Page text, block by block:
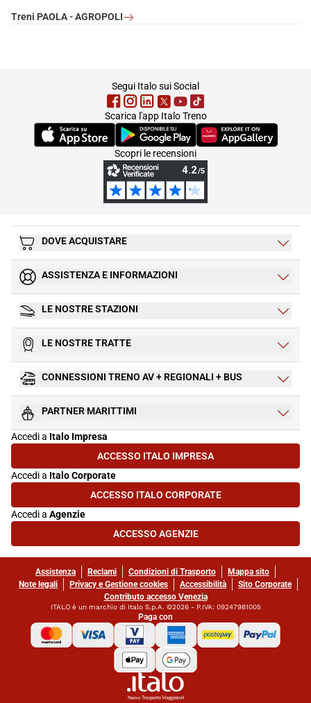
Treni PAOLA - AGROPOLI
Segui Italo sui Social
Scarica l'app Italo Treno
(Si apre in una nuova scheda)(Si apre in una nuova scheda)
(Si apre in una nuova
Scopri le recensioni
DOVE ACQUISTARE
ASSISTENZA E INFORMAZIONI
LE NOSTRE STAZIONI
LE NOSTRE TRATTE
CONNESSIONI TRENO AV + REGIONALI + BUS
PARTNER MARITTIMI
Accedi a Italo Impresa
ACCESSO ITALO IMPRESA(SI APRE IN UNA NUOVA SCHEDA)
Accedi a Italo Corporate
ACCESSO ITALO CORPORATE(SI APRE IN UNA NUOVA SCHEDA)
Accedi a Agenzie
ACCESSO AGENZIE(SI APRE IN UNA NUOVA SCHEDA)
Assistenza Reclami Condizioni di Trasporto
Mappa sito
Note legali
Privacy e Gestione cookies Accessibilità
Sito Corporate
Contributo accesso Venezia
ITALO è un marchio di Italo S.p.A. ©2026 - P.IVA: 09247981005
Paga con